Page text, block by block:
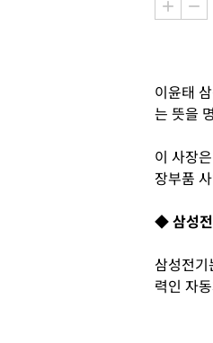
이윤태
는 뜻을
이 사장
장부품
◆ 삼성전
삼성전
력인 자